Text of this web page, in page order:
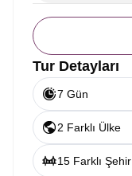
Tur Detayları
7 Gün
2 Farklı Ülke
15 Farklı Şehir